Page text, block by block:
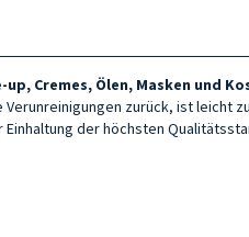
Cremes, Ölen, Masken und
zurück, ist leicht
der höchsten